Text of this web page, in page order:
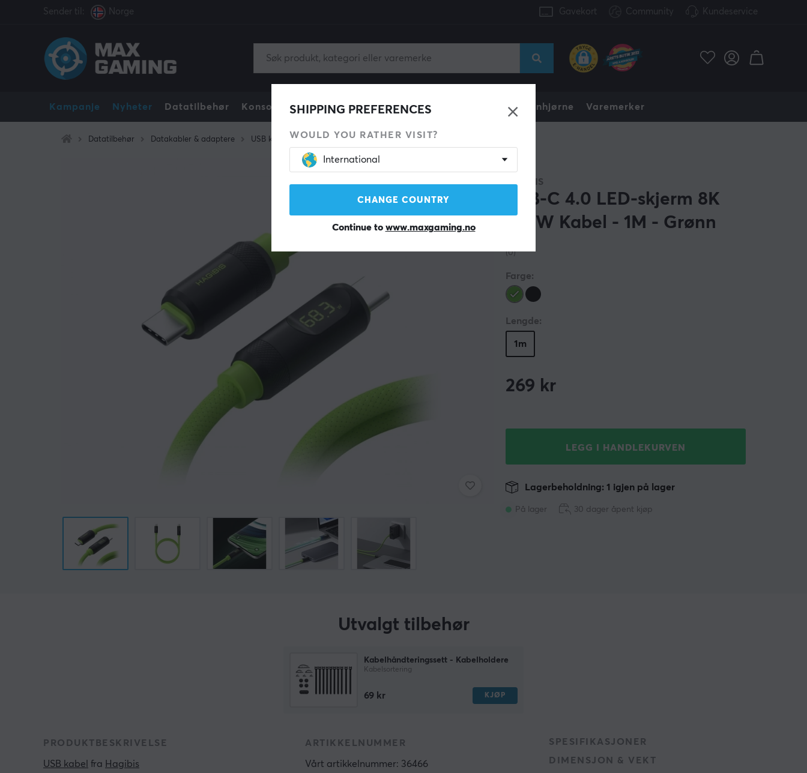
Sender til: Norge Gavekort Community Kundeservice
Kampanje Nyheter Datatilbehør Konsoll Gamingstol Mobiltilbehør Funnhjørne Varemerker
SHIPPING PREFERENCES
WOULD YOU RATHER VISIT?
International
CHANGE COUNTRY
Continue to www.maxgaming.no
Datatilbehør Datakabler & adaptere USB kabel
HAGIBIS
USB-C 4.0 LED-skjerm 8K
240W Kabel - 1M - Grønn
(0)
Farge:
Lengde:
1m
269 kr
LEGG I HANDLEKURVEN
På lager
Lagerbeholdning: 1 igjen på lager
30 dager åpent kjøp
Utvalgt tilbehør
Kabelhåndteringssett - Kabelholdere
Kabelsortering
69 kr KJØP
PRODUKTBESKRIVELSE
USB kabel fra Hagibis
ARTIKKELNUMMER
Vårt artikkelnummer: 36466
SPESIFIKASJONER
DIMENSJON & VEKT